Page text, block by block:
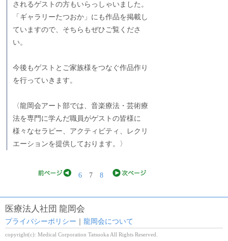
されるゲストの方もいらっしゃいました。
「ギャラリーたつおか」にも作品を掲載し
ていますので、そちらもぜひご覧くださ
い。
今後もゲストとご家族様をつなぐ作品作り
を行っていきます。
〈龍岡会アート部では、音楽療法・芸術療
法を専門に学んだ職員がゲストの皆様に
様々なセラピー、アクティビティ、レクリ
エーションを提供しております。〉
6 7 8
医療法人社団 龍岡会
プライバシーポリシー 龍岡会について
copyright(c): Medical Corporation Tatsuoka All Rights Reserved.